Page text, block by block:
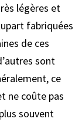
légères et
fabriquées
de ces
sont
ce
ne coûte pas
souvent